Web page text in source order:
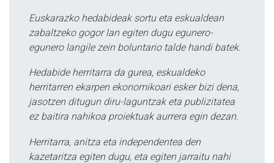
Euskarazko hedabideak sortu eta eskualdean
zabaltzeko gogor lan egiten dugu egunero-
egunero langile zein boluntario talde handi batek.
Hedabide herritarra da gurea, eskualdeko
herritarren ekarpen ekonomikoari esker bizi dena,
jasotzen ditugun diru-laguntzak eta publizitatea
ez baitira nahikoa proiektuak aurrera egin dezan.
Herritarra, anitza eta independentea den
kazetaritza egiten dugu, eta egiten jarraitu nahi